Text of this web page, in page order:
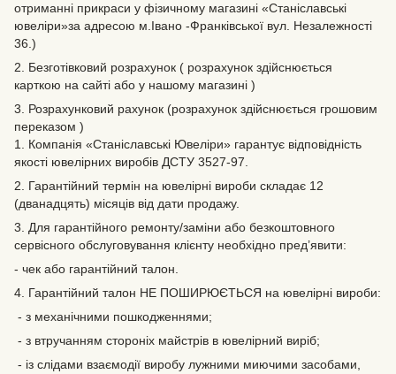
отриманні прикраси у фізичному магазині «Станіславські
ювеліри»за адресою м.Івано -Франківської вул. Незалежності
36.)
2. Безготівковий розрахунок ( розрахунок здійснюється
карткою на сайті або у нашому магазині )
3. Розрахунковий рахунок (розрахунок здійснюється грошовим
переказом )
1. Компанія «Станіславські Ювеліри» гарантує відповідність
якості ювелірних виробів ДСТУ 3527-97.
2. Гарантійний термін на ювелірні вироби складає 12
(дванадцять) місяців від дати продажу.
3. Для гарантійного ремонту/заміни або безкоштовного
сервісного обслуговування клієнту необхідно пред’явити:
- чек або гарантійний талон.
4. Гарантійний талон НЕ ПОШИРЮЄТЬСЯ на ювелірні вироби:
- з механічними пошкодженнями;
- з втручанням стороніх майстрів в ювелірний виріб;
- із слідами взаємодії виробу лужними миючими засобами,